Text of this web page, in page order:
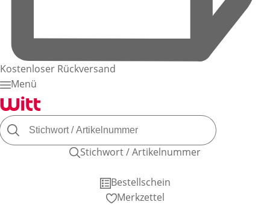
Kostenloser Rückversand
Menü
Stichwort / Artikelnummer
Bestellschein
Merkzettel